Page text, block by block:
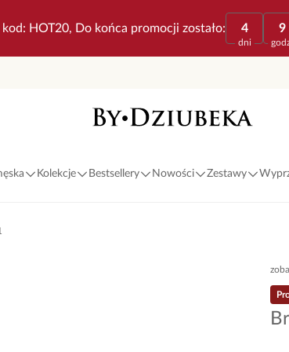
kod: HOT20, Do końca promocji zostało: 4
dni
9
Kolekcje Bestsellery Nowości Zestawy